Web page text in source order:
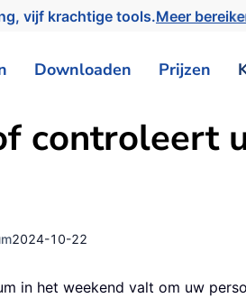
vijf krachtige tools.Meer
Downloaden Prijzen
controleert
2024-10-22
in het weekend valt om uw